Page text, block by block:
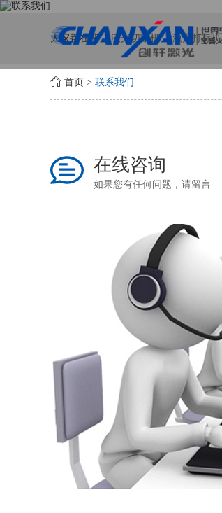
大家都在搜: 激光切割机 激光打标机
首页 > 联系我们
在线咨询
如果您有任何问题，请留言